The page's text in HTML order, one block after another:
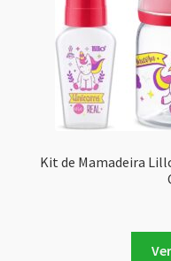
Kit de Mamadeira